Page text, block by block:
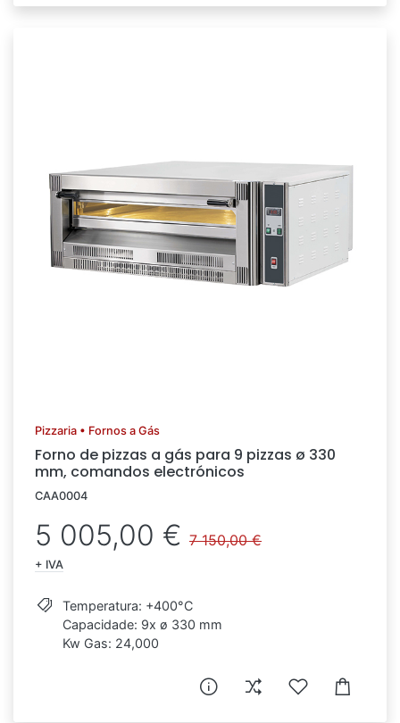
Pizzaria • Fornos a Gás
Forno de pizzas a gás para 9 pizzas ø 330
mm, comandos electrónicos
CAA0004
5 005,00 € 7 150,00 €
+ IVA
Temperatura: +400°C
Capacidade: 9x ø 330 mm
Kw Gas: 24,000